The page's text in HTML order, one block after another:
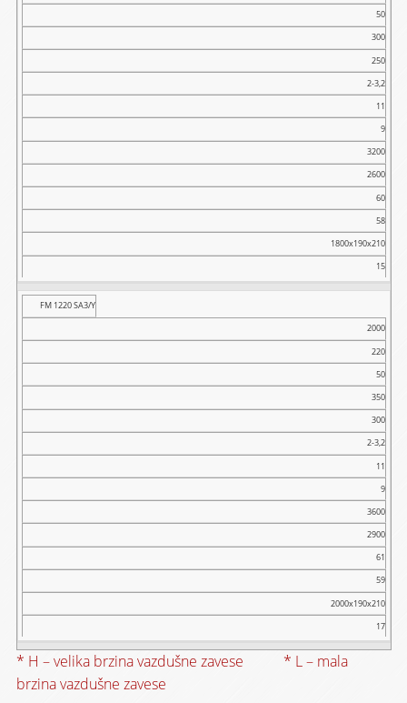
50
300
250
2-3,2
11
9
3200
2600
60
58
1800x190x210
15
FM 1220 SA3/Y
2000
220
50
350
300
2-3,2
11
9
3600
2900
61
59
2000x190x210
17
* H – velika brzina vazdušne zavese * L – mala
brzina vazdušne zavese